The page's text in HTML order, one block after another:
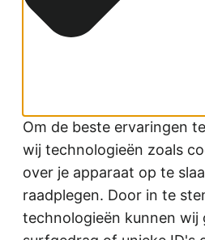
Om de beste ervaringen
wij technologieën zoals
over je apparaat op te
raadplegen. Door in te
technologieën kunnen wij